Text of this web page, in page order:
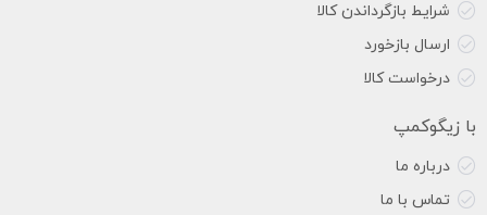
شرایط بازگرداندن کالا
ارسال بازخورد
درخواست کالا
با زیگوکمپ
درباره ما
تماس با ما